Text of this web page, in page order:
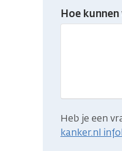
Heb
je
Hoe
Heb je een
kanker.nl